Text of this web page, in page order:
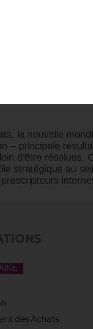
sont déjà des
si avant on
bas, aujourd’hui
en disant : «
costs country" et
clients finaux
stagiaires que
de 15 ans on est
la nouvelle
– principale
d’être
stratégique au
des Achats